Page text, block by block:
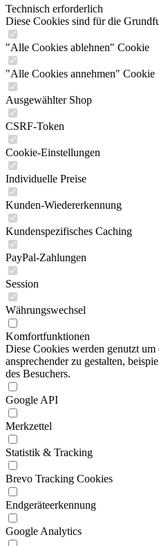
Technisch erforderlich
Diese Cookies sind für die
"Alle Cookies ablehnen" Cookie
"Alle Cookies annehmen" Cookie
Ausgewählter Shop
CSRF-Token
Cookie-Einstellungen
Individuelle Preise
Kunden-Wiedererkennung
Kundenspezifisches Caching
PayPal-Zahlungen
Session
Währungswechsel
Komfortfunktionen
Diese Cookies werden genutzt
ansprechender zu gestalten,
des Besuchers.
Google API
Merkzettel
Statistik & Tracking
Brevo Tracking Cookies
Endgeräteerkennung
Google Analytics